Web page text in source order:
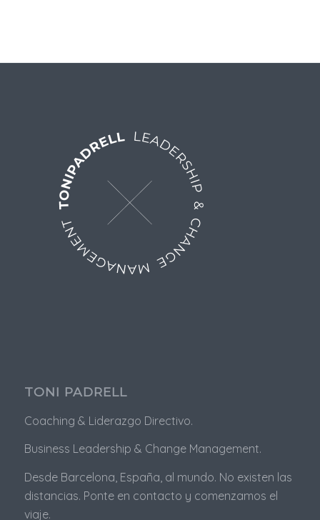
TONI PADRELL
Coaching & Liderazgo Directivo.
Business Leadership & Change Management.
Desde Barcelona, España, al mundo. No existen las
distancias. Ponte en contacto y comenzamos el
viaje.